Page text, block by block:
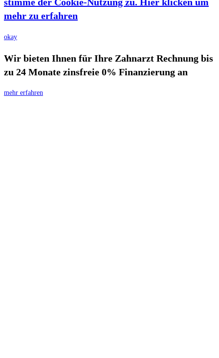
stimme der Cookie-Nutzung zu. Hier klicken um
mehr zu erfahren
okay
Wir bieten Ihnen für Ihre Zahnarzt Rechnung bis
zu 24 Monate zinsfreie 0% Finanzierung an
mehr erfahren